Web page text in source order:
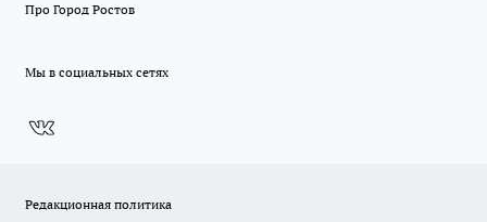
Про Город Ростов
Мы в социальных сетях
Редакционная политика